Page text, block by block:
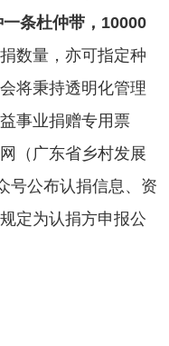
条杜仲带，10000
数量，亦可指定种
将秉持透明化管理
事业捐赠专用票
（广东省乡村发展
号公布认捐信息、资
定为认捐方申报公